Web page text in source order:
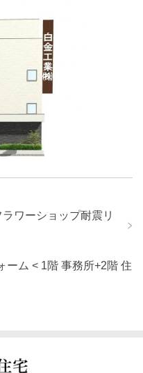
ワーショップ耐震リ
ム < 1階 事務所+2階 住